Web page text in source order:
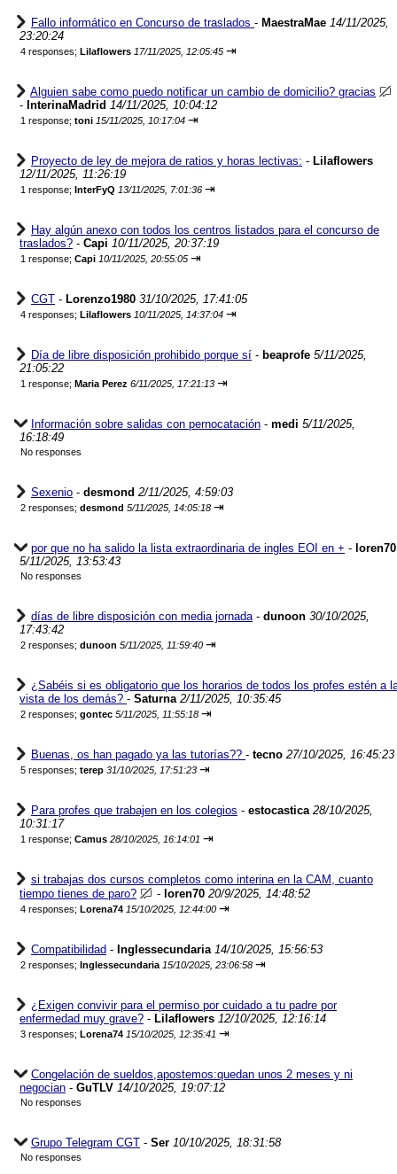
Fallo informático en Concurso de traslados - MaestraMae 14/11/2025,
23:20:24
4 responses; Lilaflowers 17/11/2025, 12:05:45 ⇥
Alguien sabe como puedo notificar un cambio de domicilio? gracias
- InterinaMadrid 14/11/2025, 10:04:12
1 response; toni 15/11/2025, 10:17:04 ⇥
Proyecto de ley de mejora de ratios y horas lectivas: - Lilaflowers
12/11/2025, 11:26:19
1 response; InterFyQ 13/11/2025, 7:01:36 ⇥
Hay algún anexo con todos los centros listados para el concurso de
traslados? - Capi 10/11/2025, 20:37:19
1 response; Capi 10/11/2025, 20:55:05 ⇥
CGT - Lorenzo1980 31/10/2025, 17:41:05
4 responses; Lilaflowers 10/11/2025, 14:37:04 ⇥
Día de libre disposición prohibido porque sí - beaprofe 5/11/2025,
21:05:22
1 response; Maria Perez 6/11/2025, 17:21:13 ⇥
Información sobre salidas con pernocatación - medi 5/11/2025,
16:18:49
No responses
Sexenio - desmond 2/11/2025, 4:59:03
2 responses; desmond 5/11/2025, 14:05:18 ⇥
por que no ha salido la lista extraordinaria de ingles EOI en + - loren70
5/11/2025, 13:53:43
No responses
días de libre disposición con media jornada- dunoon 30/10/2025,
17:43:42
2 responses; dunoon 5/11/2025, 11:59:40 ⇥
¿Sabéis si es obligatorio que los horarios de todos los profes estén a
vista de los demás? - Saturna 2/11/2025, 10:35:45
2 responses; gontec 5/11/2025, 11:55:18 ⇥
Buenas, os han pagado ya las tutorías?? - tecno 27/10/2025, 16:45:23
5 responses; terep 31/10/2025, 17:51:23 ⇥
Para profes que trabajen en los colegios - estocastica 28/10/2025,
10:31:17
1 response; Camus 28/10/2025, 16:14:01 ⇥
si trabajas dos cursos completos como interina en la CAM, cuanto
tiempo tienes de paro?
- loren70 20/9/2025, 14:48:52
4 responses; Lorena74 15/10/2025, 12:44:00 ⇥
Compatibilidad - Inglessecundaria 14/10/2025, 15:56:53
2 responses; Inglessecundaria 15/10/2025, 23:06:58 ⇥
¿Exigen convivir para el permiso por cuidado a tu padre por
enfermedad muy grave? - Lilaflowers 12/10/2025, 12:16:14
3 responses; Lorena74 15/10/2025, 12:35:41 ⇥
Congelación de sueldos,apostemos:quedan unos 2 meses y ni
negocian - GuTLV 14/10/2025, 19:07:12
No responses
Grupo Telegram CGT - Ser 10/10/2025, 18:31:58
No responses